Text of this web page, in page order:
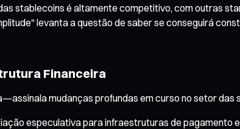
stablecoins é altamente competitivo, com outras
levanta a questão de saber se conseguirá
Financeira
mudanças profundas em curso no setor das
especulativa para infraestruturas de pagamento